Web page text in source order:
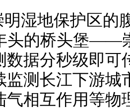
湿地保护区的
头的桥头堡——
数据分秒级即可
监测长江下游城
气相互作用等物